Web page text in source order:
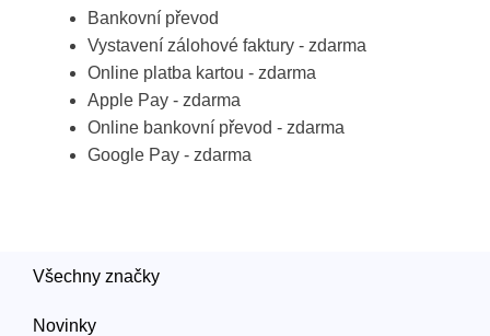
Bankovní převod
Vystavení zálohové faktury - zdarma
Online platba kartou - zdarma
Apple Pay - zdarma
Online bankovní převod - zdarma
Google Pay - zdarma
Všechny značky
Novinky